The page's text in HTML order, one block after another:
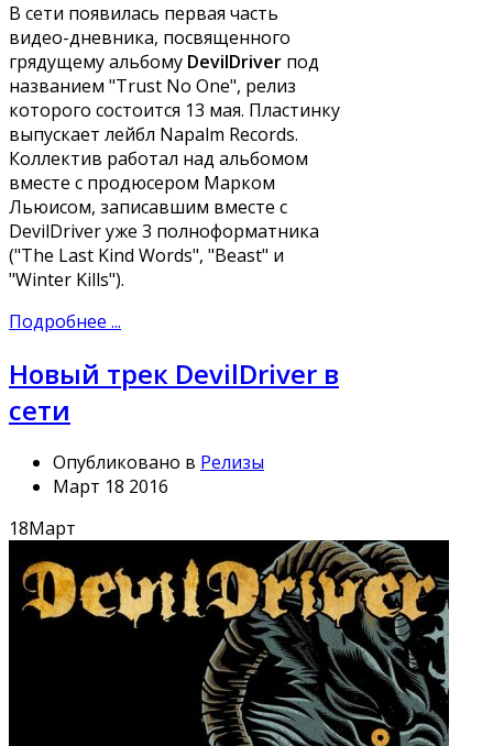
В сети появилась первая часть
видео-дневника, посвященного
грядущему альбому DevilDriver под
названием "Trust No One", релиз
которого состоится 13 мая. Пластинку
выпускает лейбл Napalm Records.
Коллектив работал над альбомом
вместе с продюсером Марком
Льюисом, записавшим вместе с
DevilDriver уже 3 полноформатника
("The Last Kind Words", "Beast" и
"Winter Kills").
Подробнее ...
Новый трек DevilDriver в
сети
Опубликовано в Релизы
Март 18 2016
18Март